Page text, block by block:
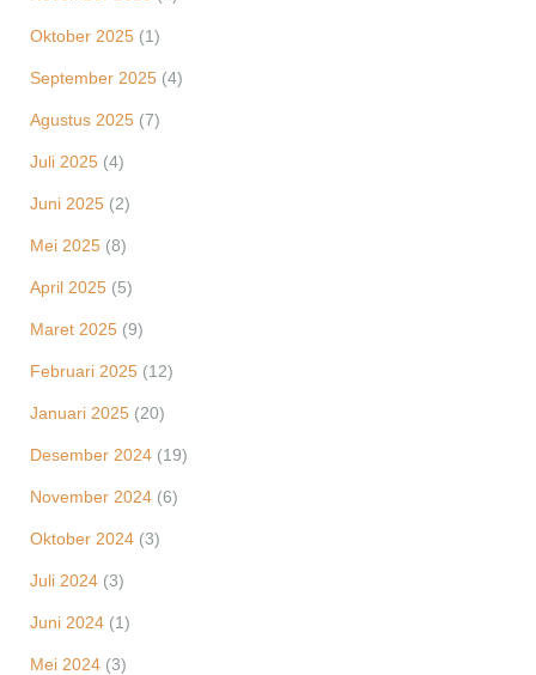
Oktober 2025 (1)
September 2025 (4)
Agustus 2025 (7)
Juli 2025 (4)
Juni 2025 (2)
Mei 2025 (8)
April 2025 (5)
Maret 2025 (9)
Februari 2025 (12)
Januari 2025 (20)
Desember 2024 (19)
November 2024 (6)
Oktober 2024 (3)
Juli 2024 (3)
Juni 2024 (1)
Mei 2024 (3)